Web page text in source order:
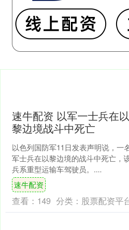
速牛配资 以军一士兵在以
黎边境战斗中死亡
以色列国防军11日发表声明说，一
军士兵在以黎边境的战斗中死亡，
兵系重型运输车驾驶员。....
速牛配资
查看： 149 分类： 股票配资平